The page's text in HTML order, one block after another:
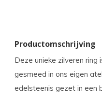
Productomschrijving
Deze unieke zilveren
gesmeed in ons eigen
edelsteenis gezet in een